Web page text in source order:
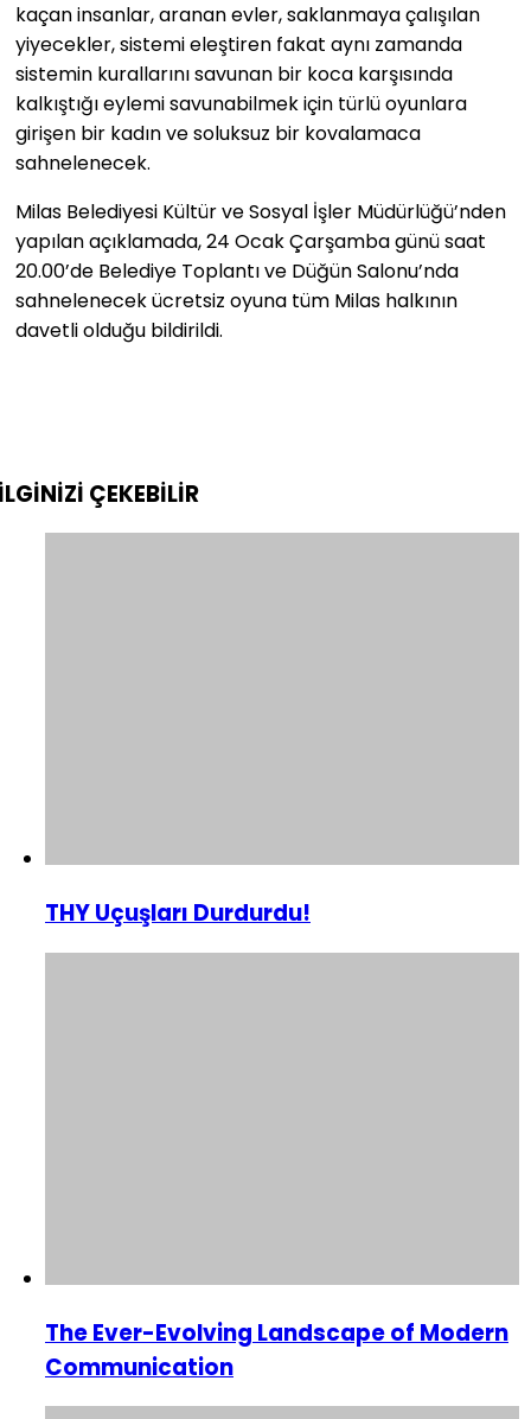
kaçan insanlar, aranan evler, saklanmaya çalışılan
yiyecekler, sistemi eleştiren fakat aynı zamanda
sistemin kurallarını savunan bir koca karşısında
kalkıştığı eylemi savunabilmek için türlü oyunlara
girişen bir kadın ve soluksuz bir kovalamaca
sahnelenecek.
Milas Belediyesi Kültür ve Sosyal İşler Müdürlüğü’nden
yapılan açıklamada, 24 Ocak Çarşamba günü saat
20.00’de Belediye Toplantı ve Düğün Salonu’nda
sahnelenecek ücretsiz oyuna tüm Milas halkının
davetli olduğu bildirildi.
ÇEKEBİLİR
THY Uçuşları Durdurdu!
The Ever-Evolving Landscape of Modern
Communication